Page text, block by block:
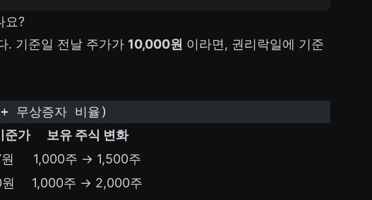
요?
. 기준일 전날 주가가 10,000원 이라면, 권리락일에 기준
무상증자 비율)
준가
보유 주식 변화
1,000주 → 1,500주
1,000주 → 2,000주